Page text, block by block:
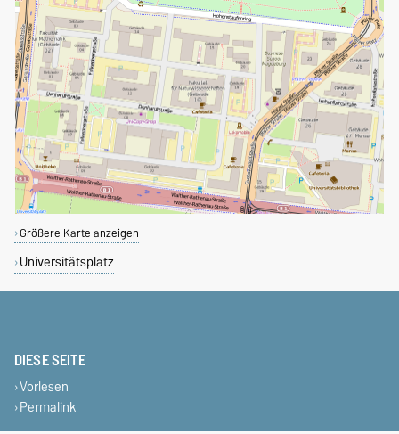
Größere Karte anzeigen
Universitätsplatz
DIESE SEITE
Vorlesen
Permalink